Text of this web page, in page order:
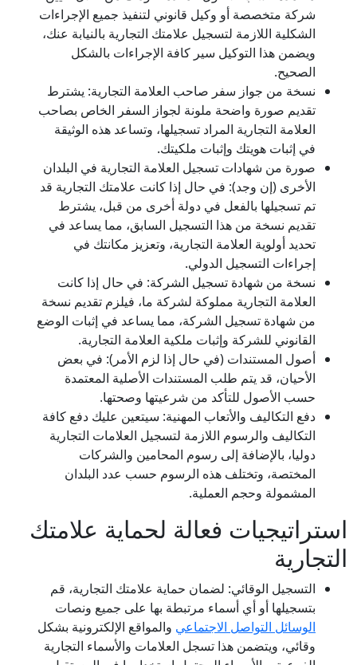
شركة متخصصة أو وكيل قانوني لتنفيذ جميع الإجراءات
الشكلية اللازمة لتسجيل علامتك التجارية بالنيابة عنك،
ويضمن هذا التوكيل سير كافة الإجراءات بالشكل
الصحيح.
نسخة من جواز سفر صاحب العلامة التجارية: يشترط
تقديم صورة واضحة ملونة لجواز السفر الخاص بصاحب
العلامة التجارية المراد تسجيلها، وتساعد هذه الوثيقة
في إثبات هويتك وإثبات ملكيتك.
صورة من شهادات تسجيل العلامة التجارية في البلدان
الأخرى (إن وجد): في حال إذا كانت علامتك التجارية قد
تم تسجيلها بالفعل في دولة أخرى من قبل، يشترط
تقديم نسخة من هذا التسجيل السابق، مما يساعد في
تحديد أولوية العلامة التجارية، وتعزيز مكانتك في
إجراءات التسجيل الدولي.
نسخة من شهادة تسجيل الشركة: في حال إذا كانت
العلامة التجارية مملوكة لشركة ما، فيلزم تقديم نسخة
من شهادة تسجيل الشركة، مما يساعد في إثبات الوضع
القانوني للشركة وإثبات ملكية العلامة التجارية.
أصول المستندات (في حال إذا لزم الأمر): في بعض
الأحيان، قد يتم طلب المستندات الأصلية المعتمدة
حسب الأصول للتأكد من شرعيتها وصحتها.
دفع التكاليف والأتعاب المهنية: سيتعين عليك دفع كافة
التكاليف والرسوم اللازمة لتسجيل العلامات التجارية
دوليا، بالإضافة إلى رسوم المحامين والشركات
المختصة، وتختلف هذه الرسوم حسب عدد البلدان
المشمولة وحجم العملية.
استراتيجيات فعالة لحماية علامتك
التجارية
التسجيل الوقائي: لضمان حماية علامتك التجارية، قم
بتسجيلها أو أي أسماء مرتبطة بها على جميع ونصات
الوسائل التواصل الاجتماعي والمواقع الإلكترونية بشكل
وقائي، ويتضمن هذا تسجل العلامات والأسماء التجارية